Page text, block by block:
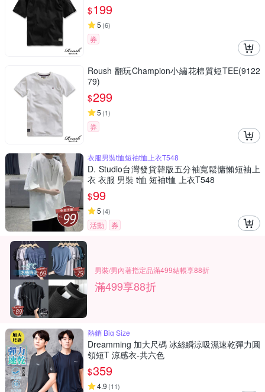
$199
5 (6)
券
Roush 翻玩Champion小繡花棉質短TEE(9122
79)
$299
5 (1)
券
衣服男裝t恤短袖t恤上衣T548
D. Studio台灣發貨韓版五分袖寬鬆慵懶短袖上
衣 衣服 男裝 t恤 短袖t恤 上衣T548
$99
5 (4)
活動 券
男裝/男內著指定品滿499結帳享88折
滿499享88折
熱銷 Big Size
Dreamming 加大尺碼 冰絲瞬涼吸濕速乾彈力圓
領短T 涼感衣-共六色
$359
4.9 (11)